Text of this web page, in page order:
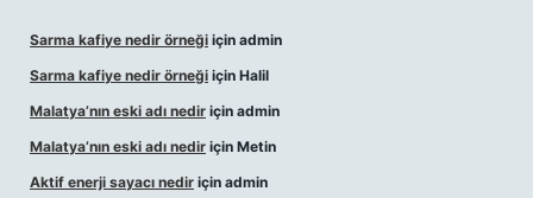
Sarma kafiye nedir örneği için admin
Sarma kafiye nedir örneği için Halil
Malatya’nın eski adı nedir için admin
Malatya’nın eski adı nedir için Metin
Aktif enerji sayacı nedir için admin